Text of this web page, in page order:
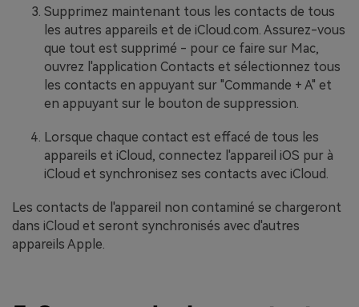
Supprimez maintenant tous les contacts de tous
les autres appareils et de iCloud.com. Assurez-vous
que tout est supprimé - pour ce faire sur Mac,
ouvrez l'application Contacts et sélectionnez tous
les contacts en appuyant sur "Commande + A" et
en appuyant sur le bouton de suppression.
Lorsque chaque contact est effacé de tous les
appareils et iCloud, connectez l'appareil iOS pur à
iCloud et synchronisez ses contacts avec iCloud.
Les contacts de l'appareil non contaminé se chargeront
dans iCloud et seront synchronisés avec d'autres
appareils Apple.